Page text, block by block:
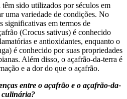
sido utilizados por séculos em
uma variedade de condições. No
significativas em termos de
(Crocus sativus) é conhecido
e antioxidantes, enquanto o
é conhecido por suas propriedades
Além disso, o açafrão-da-terra é
e a dor do que o açafrão.
entre o açafrão e o açafrão-da-
culinária?